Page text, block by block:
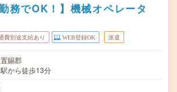
務でOK！】機械オペレータ
費別途支給あり WEB登録OK 派遣
賜郡
から徒歩13分